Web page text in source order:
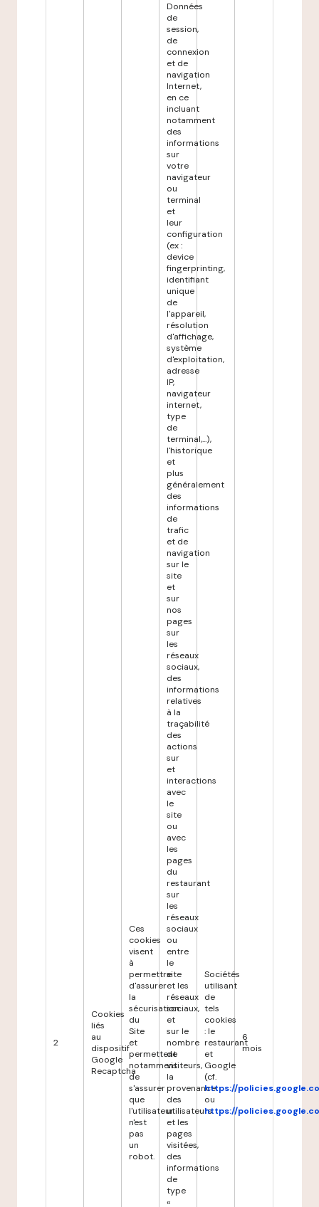
2
Cookies
liés
au
dispositif
Google
Recaptcha
Ces
cookies
visent
à
permettre
d'assurer
la
sécurisation
du
Site
et
permettent
notamment
de
s'assurer
que
l'utilisateur
n'est
pas
un
robot.
Données
de
session,
de
connexion
et de
navigation
Internet,
en ce
incluant
notamment
des
informations
sur
votre
navigateur
ou
terminal
et
leur
configuration
(ex :
device
fingerprinting,
identifiant
unique
de
l'appareil,
résolution
d'affichage,
système
d'exploitation,
adresse
IP,
navigateur
internet,
type
de
terminal,...),
l'historique
et
plus
généralement
des
informations
de
trafic
et de
navigation
sur le
site
et
sur
nos
pages
sur
les
réseaux
sociaux,
des
informations
relatives
à la
traçabilité
des
actions
sur
et
interactions
avec
le
site
ou
avec
les
pages
du
restaurant
sur
les
réseaux
sociaux
ou
entre
le
site
et les
réseaux
sociaux,
et
sur le
nombre
de
visiteurs,
la
provenance
des
utilisateurs
et les
pages
visitées,
des
informations
de
type
«
Sociétés
utilisant
de
tels
cookies
: le
restaurant
et
Google
(cf.
https://
ou
https://
6
mois